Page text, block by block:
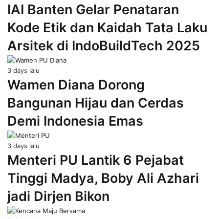
IAI Banten Gelar Penataran
Kode Etik dan Kaidah Tata Laku
Arsitek di IndoBuildTech 2025
3 days lalu
Wamen Diana Dorong
Bangunan Hijau dan Cerdas
Demi Indonesia Emas
3 days lalu
Menteri PU Lantik 6 Pejabat
Tinggi Madya, Boby Ali Azhari
jadi Dirjen Bikon